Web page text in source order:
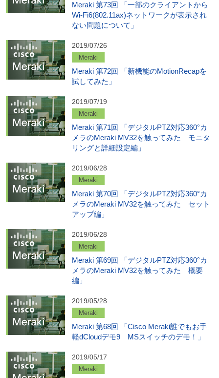
Meraki 第73回 「一部のクライアントから
Wi-Fi6(802.11ax)ネットワークが表示され
ない問題について」
2019/07/26
Meraki
Meraki 第72回 「新機能のMotionRecapを
試してみた」
2019/07/19
Meraki
Meraki 第71回 「デジタルPTZ対応360°カ
メラのMeraki MV32を触ってみた モニタ
リングと詳細設定編」
2019/06/28
Meraki
Meraki 第70回 「デジタルPTZ対応360°カ
メラのMeraki MV32を触ってみた セット
アップ編」
2019/06/28
Meraki
Meraki 第69回 「デジタルPTZ対応360°カ
メラのMeraki MV32を触ってみた 概要
編」
2019/05/28
Meraki
Meraki 第68回 「Cisco Meraki誰でもお手
軽dCloudデモ9 MSスイッチのデモ！」
2019/05/17
Meraki